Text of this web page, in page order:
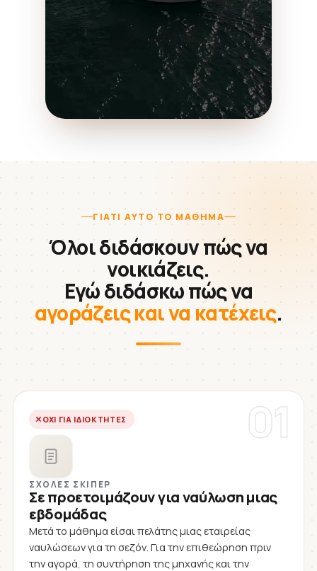
ΓΙΑΤΊ ΑΥΤΌ ΤΟ ΜΆΘΗΜΑ
Όλοι διδάσκουν πώς να
νοικιάζεις.
Εγώ διδάσκω πώς να
αγοράζεις και να κατέχεις.
01
ΌΧΙ ΓΙΑ ΙΔΙΟΚΤΉΤΕΣ
ΣΧΟΛΈΣ ΣΚΊΠΕΡ
Σε προετοιμάζουν για ναύλωση μιας
εβδομάδας
Μετά το μάθημα είσαι πελάτης μιας εταιρείας
ναυλώσεων για τη σεζόν. Για την επιθεώρηση πριν
την αγορά, τη συντήρηση της μηχανής και την